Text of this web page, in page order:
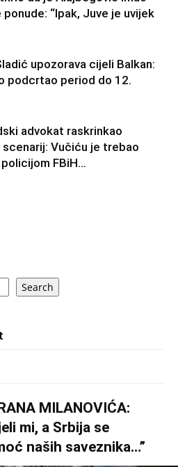
“Ipak, Juve je uvijek
upozorava cijeli Balkan:
podcrtao period do 12.
advokat raskrinkao
Vučiću je trebao
FBiH…
Search
MILANOVIĆA:
mi, a Srbija se
naših saveznika…”